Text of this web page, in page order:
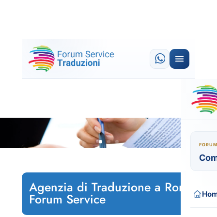
Agenzia di Traduzione a Roma
Forum Service